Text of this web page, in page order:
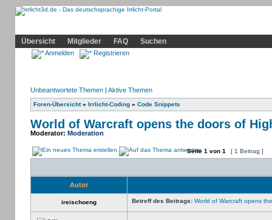
Übersicht
Mitglieder FAQ Suchen
Anmelden Registrieren
Unbeantwortete Themen| Aktive Themen
Foren-Übersicht» Irrlicht-Coding» Code Snippets
World of Warcraft opens the doors of
Moderator: Moderation
Seite 1 von 1 [ 1 Beitrag ]
Autor
ireischoeng Betreff des Beitrags: World of Warcraft opens